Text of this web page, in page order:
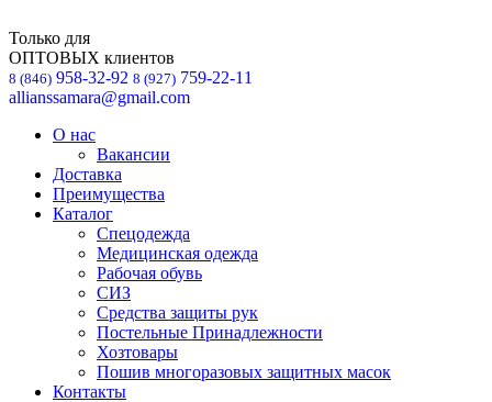
Только для
ОПТОВЫХ клиентов
8 (846) 958-32-92 8 (927) 759-22-11
allianssamara@gmail.com
О нас
Вакансии
Доставка
Преимущества
Каталог
Спецодежда
Медицинская одежда
Рабочая обувь
СИЗ
Средства защиты рук
Постельные Принадлежности
Хозтовары
Пошив многоразовых защитных масок
Контакты